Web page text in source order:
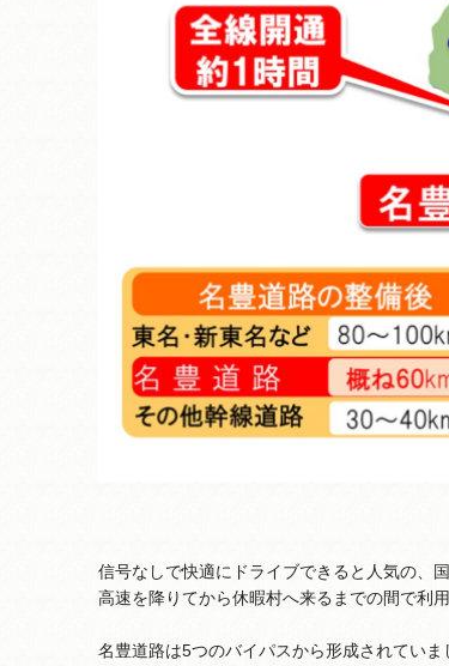
信号なしで快適にドライブできると人気の、
高速を降りてから休暇村へ来るまでの間で利
名豊道路は5つのバイパスから形成されてい